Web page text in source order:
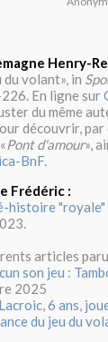
Henry-
du volant», in
En ligne sur
du même
découvrir, par
Pont d'amour»,
BnF.
Frédéric :
histoire "royale"
articles
son jeu :
2025
6 ans,
du jeu du